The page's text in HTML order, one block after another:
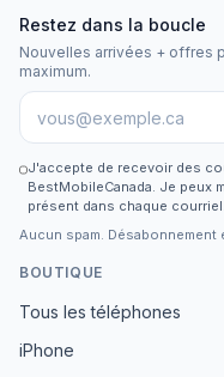
Restez dans la boucle
Nouvelles arrivées + offres
maximum.
J'accepte de recevoir des
BestMobileCanada. Je peux
présent dans chaque courriel.
Aucun spam. Désabonnement
BOUTIQUE
Tous les téléphones
iPhone